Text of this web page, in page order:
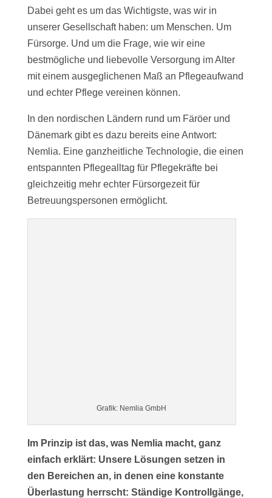
Dabei geht es um das Wichtigste, was wir in
unserer Gesellschaft haben: um Menschen. Um
Fürsorge. Und um die Frage, wie wir eine
bestmögliche und liebevolle Versorgung im Alter
mit einem ausgeglichenen Maß an Pflegeaufwand
und echter Pflege vereinen können.
In den nordischen Ländern rund um Färöer und
Dänemark gibt es dazu bereits eine Antwort:
Nemlia. Eine ganzheitliche Technologie, die einen
entspannten Pflegealltag für Pflegekräfte bei
gleichzeitig mehr echter Fürsorgezeit für
Betreuungspersonen ermöglicht.
Grafik: Nemlia GmbH
Im Prinzip ist das, was Nemlia macht, ganz
einfach erklärt: Unsere Lösungen setzen in
den Bereichen an, in denen eine konstante
Überlastung herrscht: Ständige Kontrollgänge,